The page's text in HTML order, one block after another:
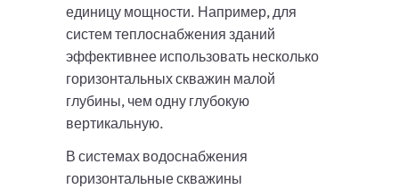
единицу мощности. Например, для
систем теплоснабжения зданий
эффективнее использовать несколько
горизонтальных скважин малой
глубины, чем одну глубокую
вертикальную.
В системах водоснабжения
горизонтальные скважины